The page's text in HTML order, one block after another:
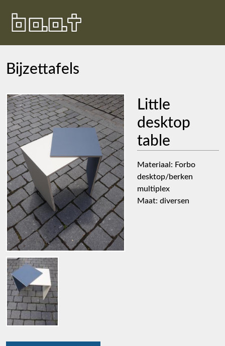
Bijzettafels
Little
desktop
table
Materiaal: Forbo
desktop/berken
multiplex
Maat: diversen